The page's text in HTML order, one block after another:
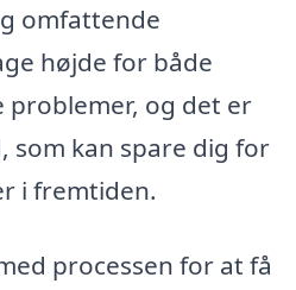
omfattende
højde for både
problemer, og det er
som kan spare dig for
i fremtiden.
processen for at få